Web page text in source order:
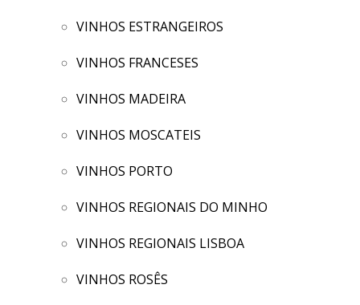
VINHOS ESTRANGEIROS
VINHOS FRANCESES
VINHOS MADEIRA
VINHOS MOSCATEIS
VINHOS PORTO
VINHOS REGIONAIS DO MINHO
VINHOS REGIONAIS LISBOA
VINHOS ROSÊS